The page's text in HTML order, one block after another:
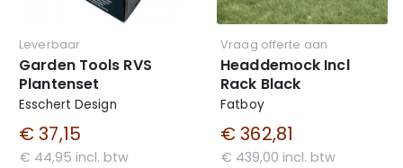
Leverbaar
Garden Tools RVS
Plantenset
Esschert Design
€ 37,15
€ 44,95 incl. btw
Vraag offerte aan
Headdemock Incl
Rack Black
Fatboy
€ 362,81
€ 439,00 incl. btw